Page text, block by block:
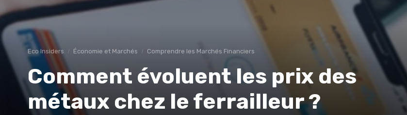
Eco Insiders Économie et Marchés Comprendre les Marchés Financiers
Comment évoluent les prix des
métaux chez le ferrailleur ?